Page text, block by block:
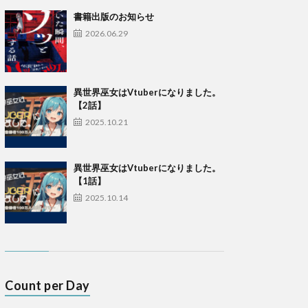
書籍出版のお知らせ
2026.06.29
異世界巫女はVtuberになりました。
【2話】
2025.10.21
異世界巫女はVtuberになりました。
【1話】
2025.10.14
Count per Day